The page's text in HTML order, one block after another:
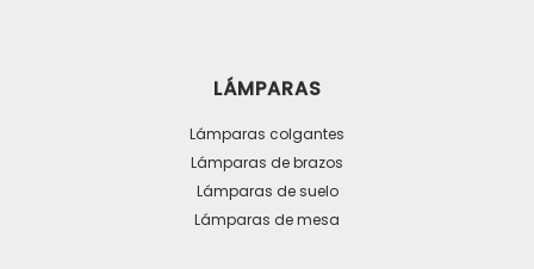
LÁMPARAS
Lámparas colgantes
Lámparas de brazos
Lámparas de suelo
Lámparas de mesa